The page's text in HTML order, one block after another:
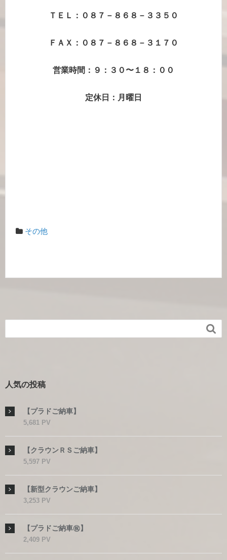
ＴＥＬ：０８７－８６８－３３５０
ＦＡＸ：０８７－８６８－３１７０
営業時間：９：３０〜１８：００
定休日：月曜日
その他

人気の投稿
【プラドご納車】
5,681 PV
【クラウンＲＳご納車】
5,597 PV
【新型クラウンご納車】
3,253 PV
【プラドご納車㊗】
2,409 PV